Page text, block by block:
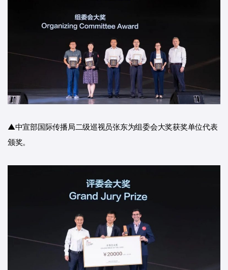
▲中宣部国际传播局二级巡视员张东为组委会大奖获奖单位代表
颁奖。